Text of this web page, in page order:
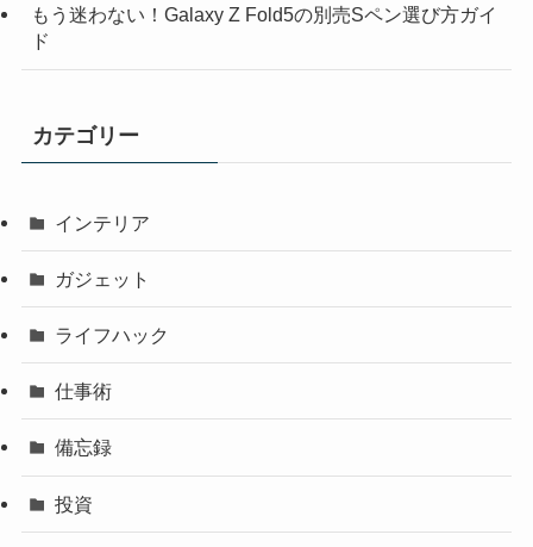
もう迷わない！Galaxy Z Fold5の別売Sペン選び方ガイ
ド
カテゴリー
インテリア
ガジェット
ライフハック
仕事術
備忘録
投資